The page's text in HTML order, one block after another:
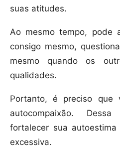
suas atitudes.
Ao mesmo tempo, pode
consigo mesmo,
mesmo quando os
qualidades.
Portanto, é preciso que
autocompaixão.
fortalecer sua
excessiva.